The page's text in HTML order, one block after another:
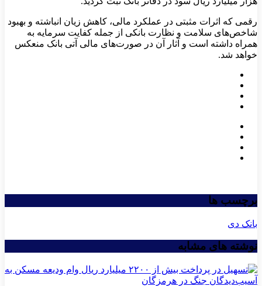
رقمی که اثرات مثبتی در عملکرد مالی، کاهش زیان انباشته و بهبود
شاخص‌های سلامت و نظارت بانکی از جمله کفایت سرمایه به
همراه داشته است و آثار آن در صورت‌های مالی آتی بانک منعکس
خواهد شد.
برچسب ها
بانک دی
نوشته های مشابه